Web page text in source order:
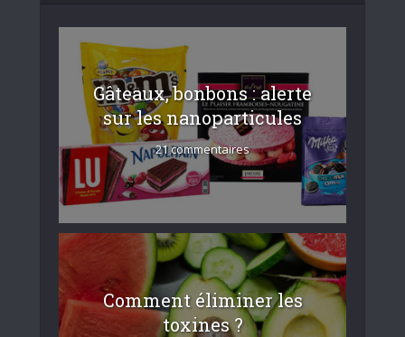
Gâteaux, bonbons : alerte
sur les nanoparticules
21 commentaires
Comment éliminer les
toxines ?